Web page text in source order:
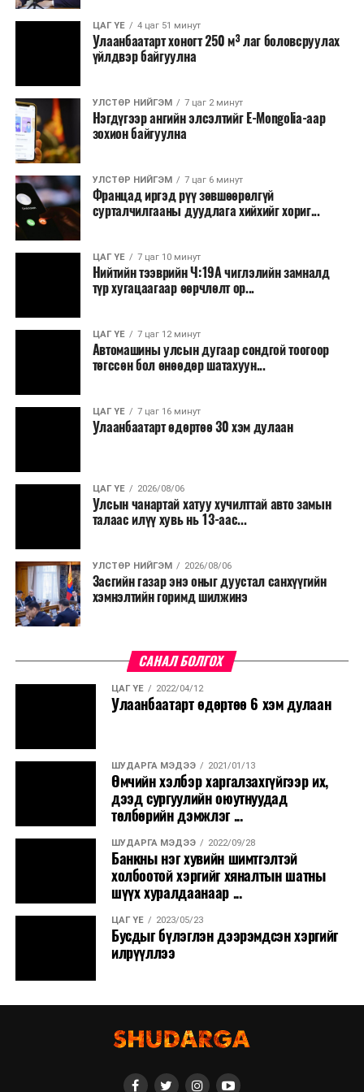
Зайлшгүй шаардлагагүй тоног төхөөрөмж,
тавилга, автомашин худалдан авах;
Батлан хамгаалах, хууль зүйн салбараас бусад
Хуулиар заавал мэдээлэхээс бусад кино,
контент, хэвлэлийн зардал;
Заавал олгохоос бусад тэтгэмж, урамшуулал.
Санхүүгийн хэмнэлтийн горимыг 2026 оны
арванхоёрдугаар сарын 31 хүртэл мөрдөнө. Харин
эрүүл мэндийн салбар уг хэмнэлтийн горимд
хамрагдахгүй бөгөөд цэцэрлэг, сургуулийн хүүхдийн
эрт илрүүлэг, вакцинжуулалт, томуу, томуу төст
өвчний эсрэг арга хэмжээ зэрэг зайлшгүй
үргэлжилнэ гэж Ерөнхий сайд Н.Учрал онцоллоо.
Мөн бүх шатны төсвийн ерөнхийлөн захирагч нарт
салбар бүрдээ урсгал зардлыг 20 хувиар бууруулах,
нөхөн томилгоо хийхгүй байх, аялал, амралт, зугаалга,
хамт олны урлаг, спортын арга хэмжээг зохион
байгуулахгүй байх, төрийн албанд шинэ орон тоо бий
сургалтыг цахим хэлбэрт шилжүүлэх, төрийн албан
хаагчдыг зарим өдрүүдэд цахимаар ажиллуулах арга
хэмжээг үргэлжлүүлэхийг үүрэг болголоо.
Төсвийн сахилга бат сайжирч, эдийн засгийн нөхцөл
байдал хэвийн болсон тохиолдолд эдгээр
хязгаарлалтыг үе шаттайгаар сулруулах юм.
ЦАГ ҮЕ 4 цаг 51 минут
Улаанбаатарт хоногт 250 м³ лаг боловсруулах
үйлдвэр байгуулна
УЛСТӨР НИЙГЭМ 7 цаг 2 минут
Нэгдүгээр ангийн элсэлтийг E-Mongolia-аар
зохион байгуулна
УЛСТӨР НИЙГЭМ 7 цаг 6 минут
Францад иргэд рүү зөвшөөрөлгүй
сурталчилгааны дуудлага хийхийг хориг...
ЦАГ ҮЕ 7 цаг 10 минут
Нийтийн тээврийн Ч:19А чиглэлийн замналд
түр хугацаагаар өөрчлөлт ор...
ЦАГ ҮЕ 7 цаг 12 минут
Автомашины улсын дугаар сондгой тоогоор
төгссөн бол өнөөдөр шатахуун...
ЦАГ ҮЕ 7 цаг 16 минут
Улаанбаатарт өдөртөө 30 хэм дулаан
ЦАГ ҮЕ 2026/08/06
Улсын чанартай хатуу хучилттай авто замын
талаас илүү хувь нь 13-аас...
УЛСТӨР НИЙГЭМ 2026/08/06
Засгийн газар энэ оныг дуустал санхүүгийн
хэмнэлтийн горимд шилжинэ
САНАЛ БОЛГОХ
ЦАГ ҮЕ 2022/04/12
Улаанбаатарт өдөртөө 6 хэм дулаан
ШУДАРГА МЭДЭЭ 2021/01/13
Өмчийн хэлбэр харгалзахгүйгээр их,
дээд сургуулийн оюутнуудад
төлбөрийн дэмжлэг ...
ШУДАРГА МЭДЭЭ 2022/09/28
Банкны нэг хувийн шимтгэлтэй
холбоотой хэргийг хяналтын шатны
шүүх хуралдаанаар ...
ЦАГ ҮЕ 2023/05/23
Бусдыг бүлэглэн дээрэмдсэн хэргийг
илрүүллээ